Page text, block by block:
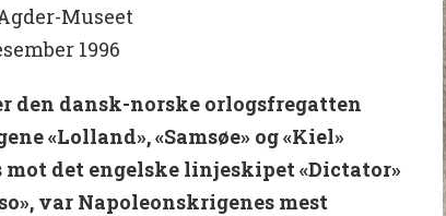
Museet
1996
den dansk-norske orlogsfregatten
«Lolland», «Samsøe» og «Kiel»
det engelske linjeskipet «Dictator»
var Napoleonskrigenes mest